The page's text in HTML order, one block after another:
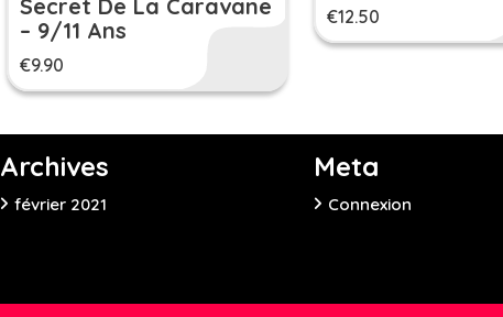
Secret De La Caravane
– 9/11 Ans
€9.90
€12.50
Archives
février 2021
Meta
Connexion